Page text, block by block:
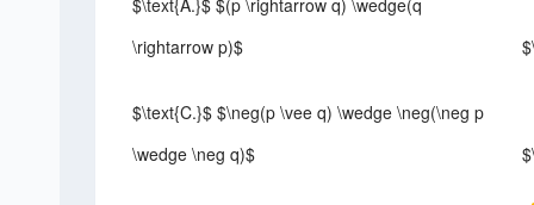
$\text{A.}$ $(p \rightarrow q) \wedge(q
\rightarrow p)$
$\text{C.}$ $\neg(p \vee q) \wedge \neg(\neg p
\wedge \neg q)$